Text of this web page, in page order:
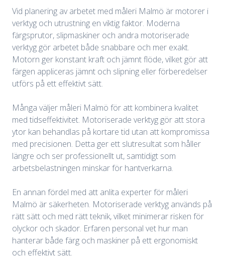
Vid planering av arbetet med måleri Malmö är motorer i
verktyg och utrustning en viktig faktor. Moderna
färgsprutor, slipmaskiner och andra motoriserade
verktyg gör arbetet både snabbare och mer exakt.
Motorn ger konstant kraft och jämnt flöde, vilket gör att
färgen appliceras jämnt och slipning eller förberedelser
utförs på ett effektivt sätt.
Många väljer måleri Malmö för att kombinera kvalitet
med tidseffektivitet. Motoriserade verktyg gör att stora
ytor kan behandlas på kortare tid utan att kompromissa
med precisionen. Detta ger ett slutresultat som håller
längre och ser professionellt ut, samtidigt som
arbetsbelastningen minskar för hantverkarna.
En annan fördel med att anlita experter för måleri
Malmö är säkerheten. Motoriserade verktyg används på
rätt sätt och med rätt teknik, vilket minimerar risken för
olyckor och skador. Erfaren personal vet hur man
hanterar både färg och maskiner på ett ergonomiskt
och effektivt sätt.